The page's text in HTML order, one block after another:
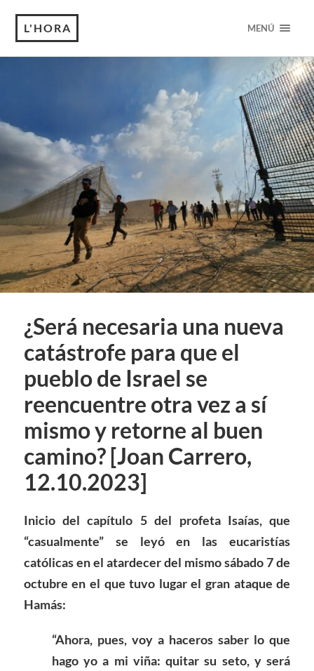
L'HORA MENÚ
¿Será necesaria una nueva
catástrofe para que el
pueblo de Israel se
reencuentre otra vez a sí
mismo y retorne al buen
camino? [Joan Carrero,
12.10.2023]
Inicio del capítulo 5 del profeta Isaías, que
“casualmente” se leyó en las eucaristías
católicas en el atardecer del mismo sábado 7 de
octubre en el que tuvo lugar el gran ataque de
Hamás:
“Ahora, pues, voy a haceros saber lo que
hago yo a mi viña: quitar su seto, y será